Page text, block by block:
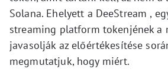
Solana. Ehelyett a DeeStream ,
streaming platform tokenjének a
javasolják az előértékesítése
megmutatjuk, hogy miért.